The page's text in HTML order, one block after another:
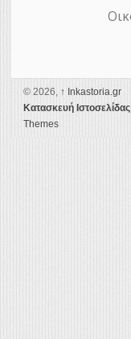
© 2026, ↑ Ιnkastoria.gr
Κατασκευή Ιστοσελίδας
Themes